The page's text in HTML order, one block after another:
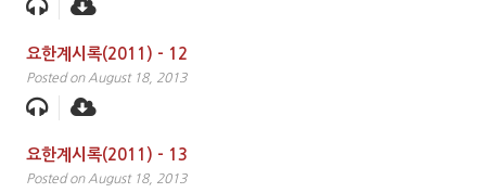
요한계시록(2011) – 12
Posted on August 18, 2013
요한계시록(2011) – 13
Posted on August 18, 2013